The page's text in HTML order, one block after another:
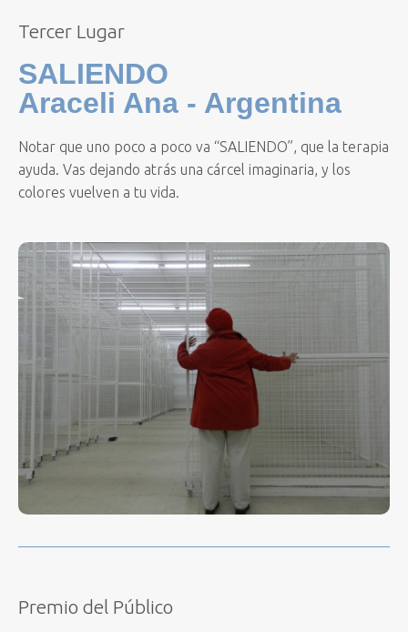
Tercer Lugar
SALIENDO
Araceli Ana - Argentina
Notar que uno poco a poco va “SALIENDO”, que la terapia
ayuda. Vas dejando atrás una cárcel imaginaria, y los
colores vuelven a tu vida.
Premio del Público